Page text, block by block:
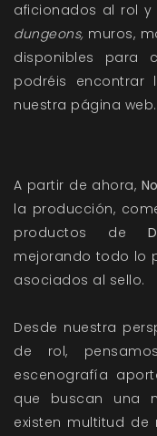
aficionados al rol y
dungeons,muros,
disponibles para
podréis encontrar
nuestra página web.
A partir de ahora,
la producción,
productos de
mejorando todo lo
asociados al sello.
Desde nuestra
de rol,
escenografía
que buscan una
existen multitud